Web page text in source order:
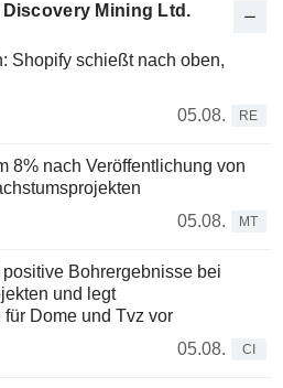
Mining Ltd.
Shopify schießt nach oben,
05.08.
RE
8% nach Veröffentlichung von
05.08.
MT
Bohrergebnisse bei
und legt
Dome und Tvz vor
05.08.
CI